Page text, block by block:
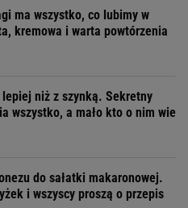
ma wszystko, co lubimy w
kremowa i warta powtórzenia
niż z szynką. Sekretny
wszystko, a mało kto o nim wie
do sałatki makaronowej.
i wszyscy proszą o przepis